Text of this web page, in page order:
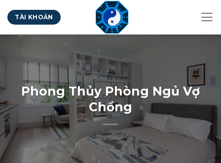
qua
nội
dung
TÀI KHOẢN
Phong Thủy Phòng Ngủ Vợ
Chồng